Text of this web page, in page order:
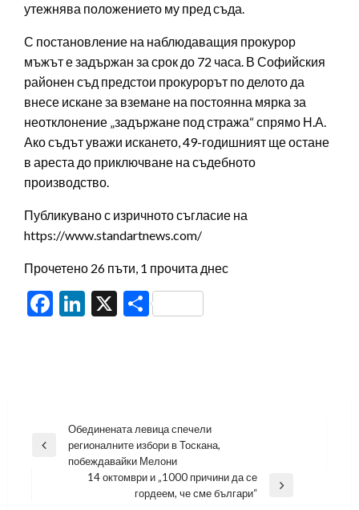
утежнява положението му пред съда.
С постановление на наблюдаващия прокурор
мъжът е задържан за срок до 72 часа. В Софийския
районен съд предстои прокурорът по делото да
внесе искане за вземане на постоянна мярка за
неотклонение „задържане под стража“ спрямо Н.А.
Ако съдът уважи искането, 49-годишният ще остане
в ареста до приключване на съдебното
производство.
Публикувано с изричното съгласие на
https://www.standartnews.com/
Прочетено 26 пъти, 1 прочита днес
Facebook
LinkedIn
X Share
Навигация
Previous
Обединената левица спечели
регионалните избори в Тоскана,
побеждавайки Мелони
14 октомври и „1000 причини да се
гордеем, че сме българи“